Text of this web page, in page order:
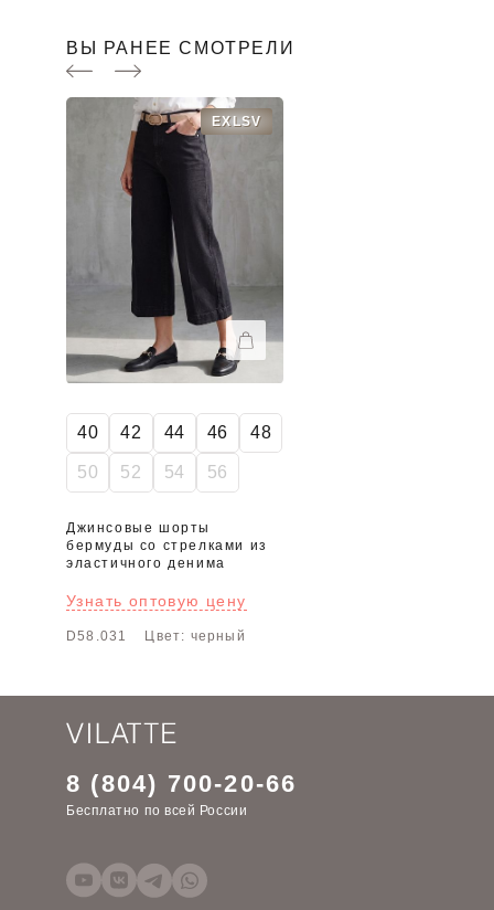
ВЫ РАНЕЕ СМОТРЕЛИ
40 42 44 46 48
50 52 54 56
Джинсовые шорты
бермуды со стрелками из
эластичного денима
Узнать оптовую цену
D58.031 Цвет: черный
EXLSV
8 (804) 700-20-66
Бесплатно по всей России